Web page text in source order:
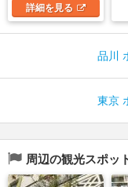
詳細を見る
品川
東京
周辺の観光スポッ